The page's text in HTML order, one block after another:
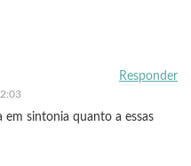
Responder
sintonia quanto a essas